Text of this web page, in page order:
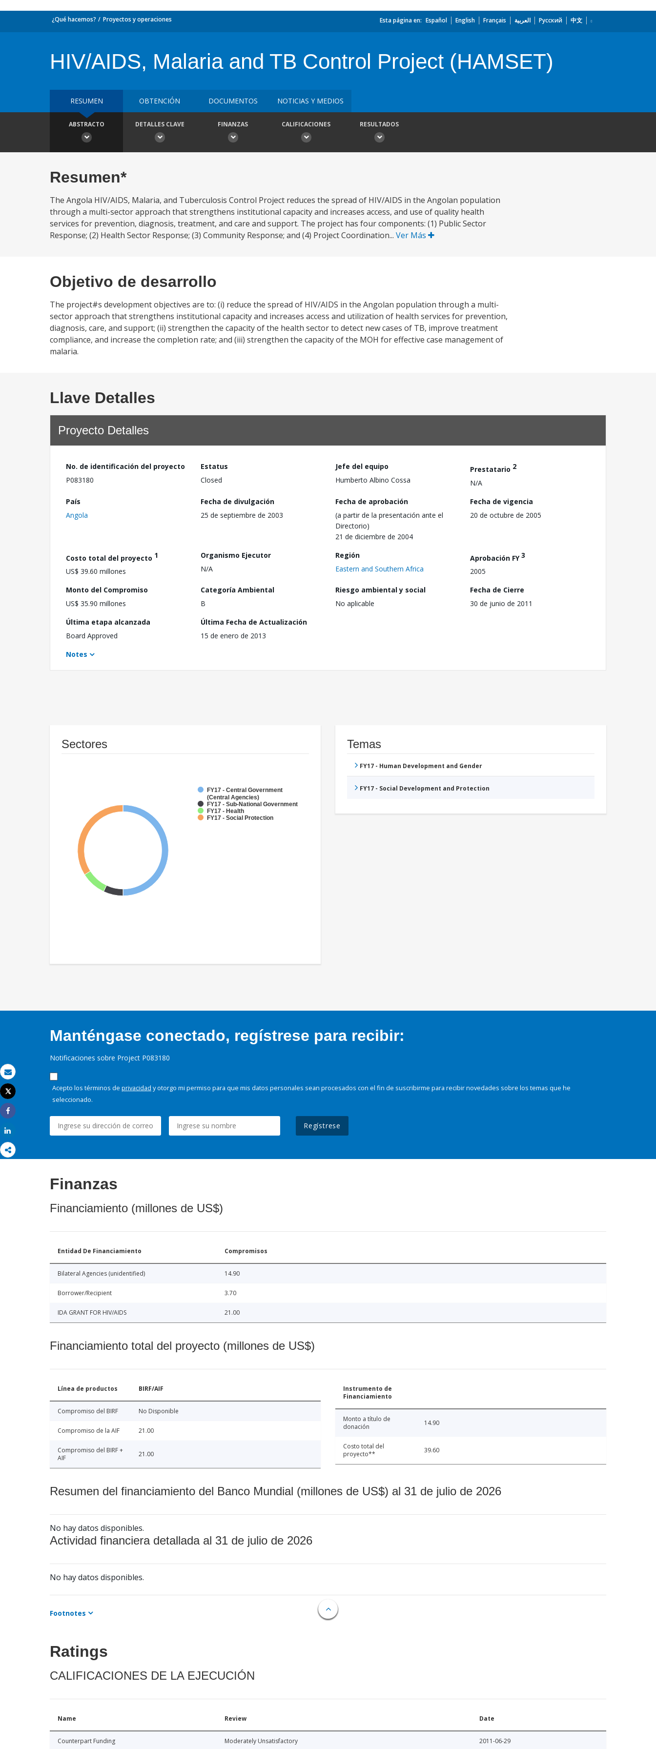
Correo electrónico
Imprimir
Tweet
Share
¿Qué hacemos? Proyectos y operaciones Esta página en: Español English Français العربية Русский 中文
HIV/AIDS, Malaria and TB Control Project (HAMSET)
RESUMEN OBTENCIÓN DOCUMENTOS NOTICIAS Y MEDIOS
ABSTRACTO DETALLES CLAVE FINANZAS CALIFICACIONES RESULTADOS
Resumen*
The Angola HIV/AIDS, Malaria, and Tuberculosis Control Project reduces the spread of HIV/AIDS in the Angolan population
through a multi-sector approach that strengthens institutional capacity and increases access, and use of quality health
services for prevention, diagnosis, treatment, and care and support. The project has four components: (1) Public Sector
Response; (2) Health Sector Response; (3) Community Response; and (4) Project Coordination... Ver Más
Objetivo de desarrollo
The project#s development objectives are to: (i) reduce the spread of HIV/AIDS in the Angolan population through a multi-
sector approach that strengthens institutional capacity and increases access and utilization of health services for prevention,
diagnosis, care, and support; (ii) strengthen the capacity of the health sector to detect new cases of TB, improve treatment
compliance, and increase the completion rate; and (iii) strengthen the capacity of the MOH for effective case management of
malaria.
Llave Detalles
Proyecto Detalles
No. de identificación del proyecto
P083180
Estatus
Closed
Jefe del equipo
Humberto Albino Cossa
Prestatario 2
N/A
País
Angola
Fecha de divulgación
25 de septiembre de 2003
Fecha de aprobación
(a partir de la presentación ante el
Directorio)
21 de diciembre de 2004
Fecha de vigencia
20 de octubre de 2005
Costo total del proyecto 1
US$ 39.60 millones
Organismo Ejecutor
N/A
Región
Eastern and Southern Africa
Aprobación FY3
2005
Monto del Compromiso
US$ 35.90 millones
Categoría Ambiental
B
Riesgo ambiental y social
No aplicable
Fecha de Cierre
30 de junio de 2011
Última etapa alcanzada
Board Approved
Última Fecha de Actualización
15 de enero de 2013
Notes
Sectores
FY17 - Central Government
(Central Agencies)
FY17 - Sub-National Government
FY17 - Health
FY17 - Social Protection
Temas
FY17 - Human Development and Gender
FY17 - Social Development and Protection
Manténgase conectado, regístrese para recibir:
Notificaciones sobre Project P083180
Acepto los términos de privacidad y otorgo mi permiso para que mis datos personales sean procesados con el fin de suscribirme para recibir novedades sobre los temas que he
seleccionado.
Regístrese
Finanzas
Financiamiento (millones de US$)
Entidad De Financiamiento Compromisos
Bilateral Agencies (unidentified) 14.90
Borrower/Recipient 3.70
IDA GRANT FOR HIV/AIDS 21.00
Financiamiento total del proyecto (millones de US$)
Línea de productos BIRF/AIF
Compromiso del BIRF No Disponible
Compromiso de la AIF 21.00
Compromiso del BIRF +
AIF
21.00
Instrumento de
Financiamiento
Monto a título de
donación
14.90
Costo total del
proyecto**
39.60
Resumen del financiamiento del Banco Mundial (millones de US$) al 31 de julio de 2026
No hay datos disponibles.
Actividad financiera detallada al 31 de julio de 2026
No hay datos disponibles.
Footnotes
Ratings
CALIFICACIONES DE LA EJECUCIÓN
Name Review Date
Counterpart Funding Moderately Unsatisfactory 2011-06-29